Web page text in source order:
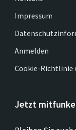
Impressum
Anmelden
Cookie-Richtlinie
Jetzt